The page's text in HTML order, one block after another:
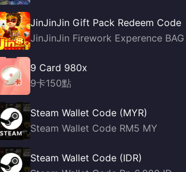
JinJinJin Gift Pack Redeem Code
JinJinJin Firework Experence BAG
9 Card 980x
9卡150點
Steam Wallet Code (MYR)
Steam Wallet Code RM5 MY
Steam Wallet Code (IDR)